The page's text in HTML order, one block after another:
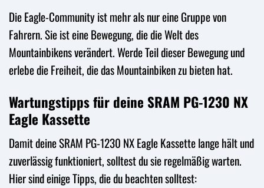
Die Eagle-Community ist mehr als nur eine Gruppe von
Fahrern. Sie ist eine Bewegung, die die Welt des
Mountainbikens verändert. Werde Teil dieser Bewegung und
erlebe die Freiheit, die das Mountainbiken zu bieten hat.
Wartungstipps für deine SRAM PG-1230 NX
Eagle Kassette
Damit deine SRAM PG-1230 NX Eagle Kassette lange hält und
zuverlässig funktioniert, solltest du sie regelmäßig warten.
Hier sind einige Tipps, die du beachten solltest: